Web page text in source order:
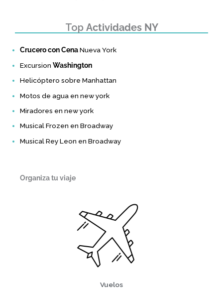
Top Actividades NY
Crucero con CenaNueva York
Excursion Washington
Helicóptero sobre Manhattan
Motos de agua en new york
Miradores en new york
Musical Frozen en Broadway
Musical Rey Leon en Broadway
Organiza tu viaje
Vuelos